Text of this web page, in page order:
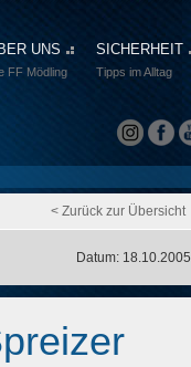
UNS
FF Mödling
SICHERHEIT
Tipps im Alltag
< Zurück zur Übersicht
Datum: 18.10.2005